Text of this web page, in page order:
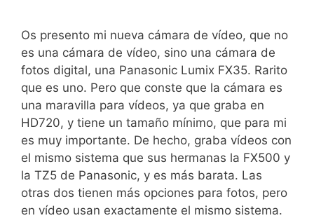
Os presento mi nueva cámara de vídeo, que no
es una cámara de vídeo, sino una cámara de
fotos digital, una Panasonic Lumix FX35. Rarito
que es uno. Pero que conste que la cámara es
una maravilla para vídeos, ya que graba en
HD720, y tiene un tamaño mínimo, que para mi
es muy importante. De hecho, graba vídeos con
el mismo sistema que sus hermanas la FX500 y
la TZ5 de Panasonic, y es más barata. Las
otras dos tienen más opciones para fotos, pero
en vídeo usan exactamente el mismo sistema.